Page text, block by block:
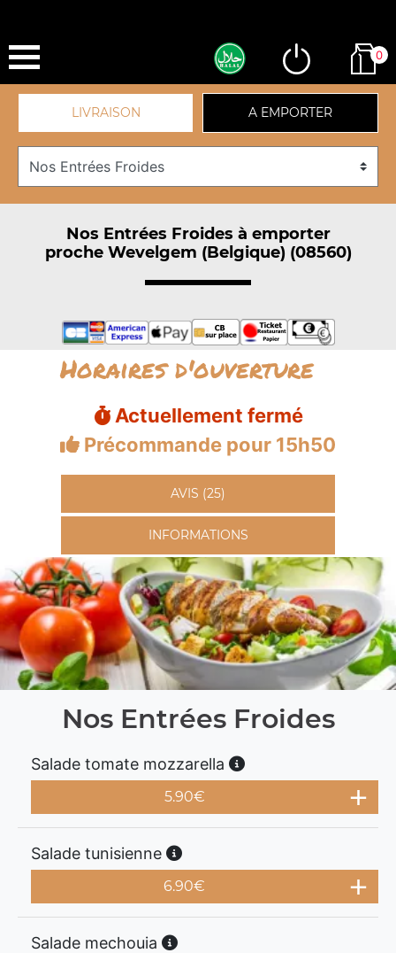
0
LIVRAISON A EMPORTER
Nos Entrées Froides à emporter
proche Wevelgem (Belgique) (08560)
Horaires d'ouverture
Actuellement fermé
Précommande pour 15h50
AVIS (25)
INFORMATIONS
Nos Entrées Froides
Salade tomate mozzarella
5.90€
Salade tunisienne
6.90€
Salade mechouia